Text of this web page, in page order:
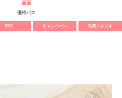
優待パス
SNS キャンペーン 写真スタジオ